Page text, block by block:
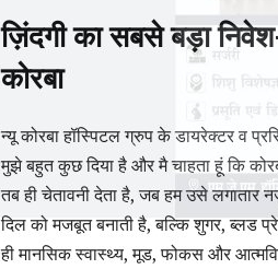
ज़िंदगी का सबसे बड़ा
कोरबा
न्यू कोरबा हॉस्पिटल ग्रुप के डायरेक्टर व
मुझे बहुत कुछ दिया है और मै चाहता हूं कि
तब ही चेतावनी देता है, जब हम उसे
दिल को मजबूत बनाती है, बल्कि शुगर, ब्लड
ही मानसिक स्वास्थ्य, मूड, फोकस और